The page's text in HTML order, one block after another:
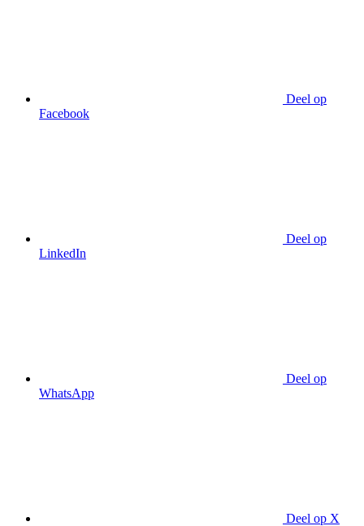
Deel op
Facebook
Deel op
LinkedIn
Deel op
WhatsApp
Deel op X